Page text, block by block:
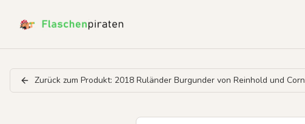
Zurück zum Produkt: 2018 Ruländer Burgunder von Reinhold und